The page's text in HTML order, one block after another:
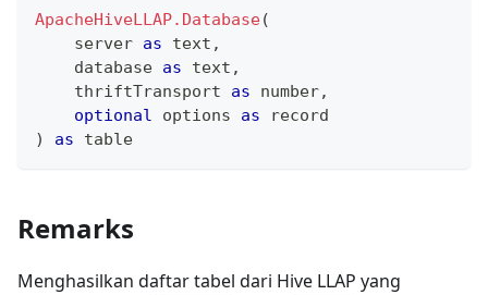
ApacheHiveLLAP.Database(
    server
as text ,
    database
as text ,
    thriftTransport
as number,
optional options as
record
)
as table
Remarks
Menghasilkan daftar tabel dari Hive LLAP yang